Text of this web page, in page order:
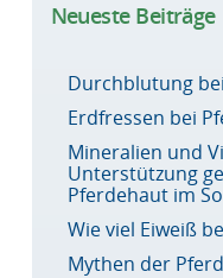
Neueste Beiträge
Durchblutung
Erdfressen bei
Mineralien und
Unterstützung
Pferdehaut im
Wie viel Eiweiß
Mythen der